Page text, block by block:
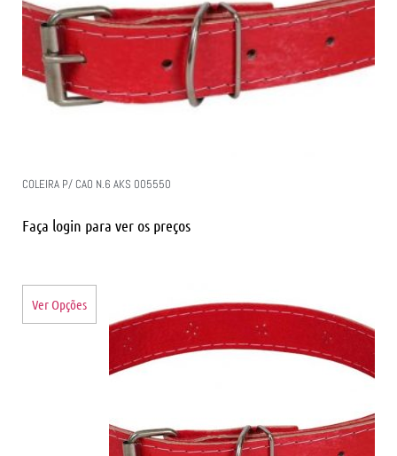
COLEIRA P/ CAO N.6 AKS 005550
Faça login para ver os preços
Ver Opções